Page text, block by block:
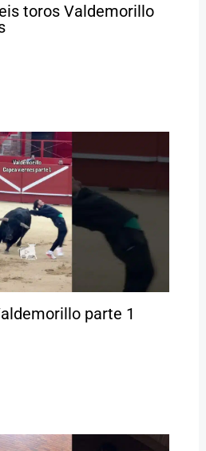
toros Valdemorillo
parte 1